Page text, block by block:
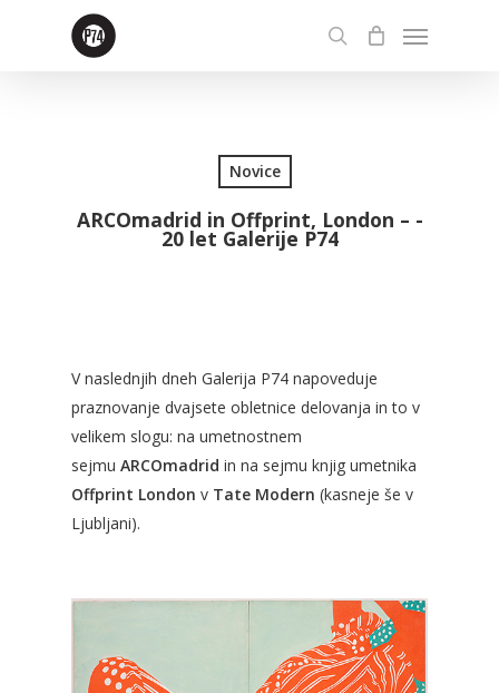
search
Menu
Novice
ARCOmadrid in Offprint, London – ­
20 let Galerije P74
V naslednjih dneh Galerija P74 napoveduje
praznovanje dvajsete obletnice delovanja in to v
velikem slogu: na umetnostnem
sejmu ARCOmadrid in na sejmu knjig umetnika
Offprint London v Tate Modern (kasneje še v
Ljubljani).